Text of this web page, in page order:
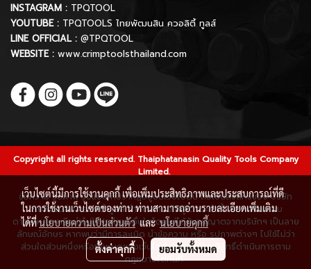
INSTAGRAM : TPQTOOL
YOUTUBE : TPQTOOLS ไทยพัฒนสิน ควอลิตี้ ทูลส์
LINE OFFICIAL : @TPQTOOL
WEBSITE : www.crimptoolsthailand.com
Copyright all rights reserved. Thaiphatanasin Quality Tools Company
Limited.
ข้อความ รูปภาพ รูปแบบ ที่ปรากฏอยู่บนเว็บไซต์นี้ ถือเป็นลิขสิทธิ์ของ บริษัท
ไทยพัฒนสิน ควอลิตี้ ทูลส์ จำกัด ห้ามมิให้ผู้ใดกระทำซ้ำ ลอกเลียนแบบ
ดาวน์โหลด หรือนำไปใช้ประโยชน์อื่นใดโดยไม่ได้รับอนุญาตจากบริษัทฯ เป็นลาย
ลักษณ์อักษร หากพบว่ามีการละเมิด นำข้อความ หรือ รูปภาพต่างๆ ไปใช้ไม่ว่า
ส่วนใดส่วนหนึ่งหรือทั้งหมดของเว็บไซต์ ทางบริษัทฯ มีสิทธิ์ดำเนินการตาม
กฎหมายได้ทันที
เว็บไซต์นี้มีการใช้งานคุกกี้ เพื่อเพิ่มประสิทธิภาพและประสบการณ์ที่ดี
ในการใช้งานเว็บไซต์ของท่าน ท่านสามารถอ่านรายละเอียดเพิ่มเติม
ได้ที่นโยบายความเป็นส่วนตัวและนโยบายคุกกี้
ตั้งค่าคุกกี้ ยอมรับทั้งหมด